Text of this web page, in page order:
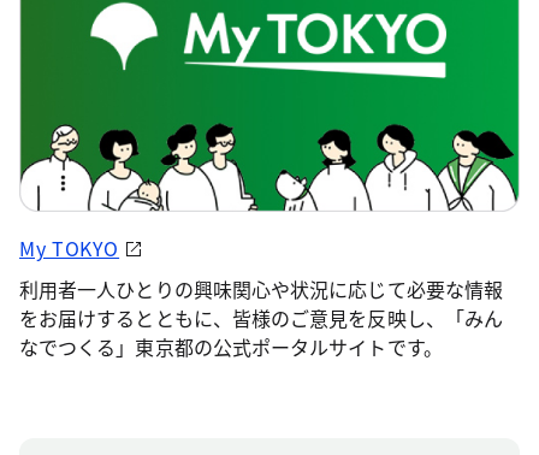
My TOKYO
利用者一人ひとりの興味関心や状況に応じて必要な情報
をお届けするとともに、皆様のご意見を反映し、「みん
なでつくる」東京都の公式ポータルサイトです。